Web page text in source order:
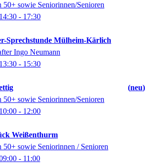
50+ sowie Seniorinnen/Senioren
14:30 - 17:30
Sprechstunde Mülheim-Kärlich
Ingo Neumann
13:30 - 15:30
neu
50+ sowie Seniorinnen/Senioren
10:00 - 12:00
Weißenthurm
50+ sowie Seniorinnen / Senioren
- 11:00